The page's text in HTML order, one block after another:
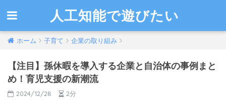
人工知能で遊びたい
ホーム 子育て 企業の取り組み
【注目】孫休暇を導入する企業と自治体の事例まと
め！育児支援の新潮流
2024/12/28 2分